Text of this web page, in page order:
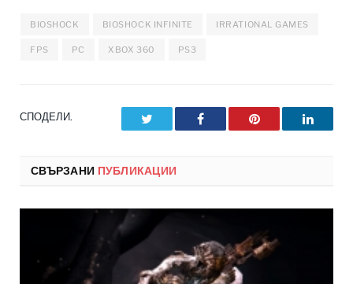
BIOSHOCK BIOSHOCK INFINITE IRRATIONAL GAMES
FPS PC XBOX 360 PS3
СПОДЕЛИ. Facebook Pinterest
СВЪРЗАНИ ПУБЛИКАЦИИ